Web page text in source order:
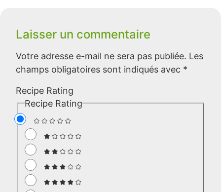
Laisser un commentaire
Votre adresse e-mail ne sera pas publiée. Les
champs obligatoires sont indiqués avec *
Recipe Rating
Recipe Rating